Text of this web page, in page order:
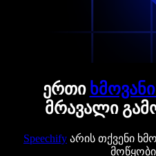
ერთი
მრავალი
Speechify არის თქვენი